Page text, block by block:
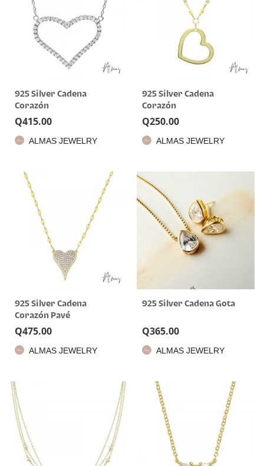
925 Silver Cadena
Corazón
Q415.00
ALMAS JEWELRY
925 Silver Cadena
Corazón
Q250.00
ALMAS JEWELRY
925 Silver Cadena
Corazón Pavé
Q475.00
ALMAS JEWELRY
925 Silver Cadena Gota
Q365.00
ALMAS JEWELRY